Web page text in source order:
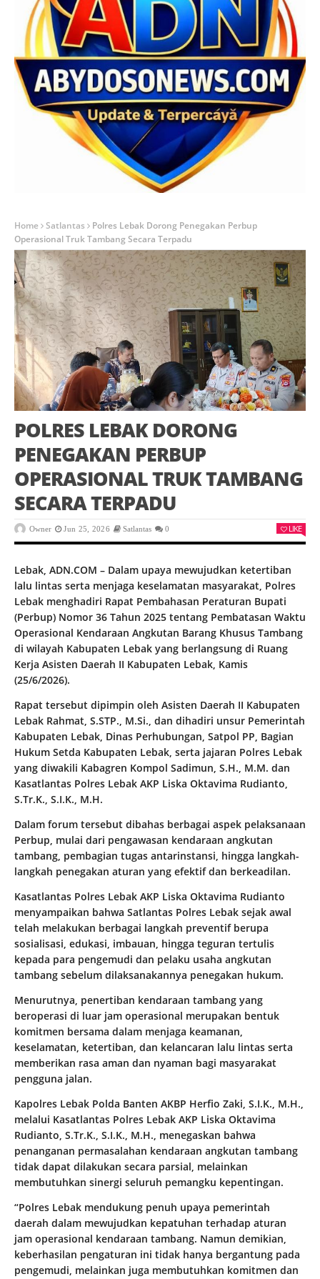
Home Satlantas
Polres Lebak Dorong Penegakan Perbup
Operasional Truk Tambang Secara Terpadu
POLRES LEBAK DORONG
PENEGAKAN PERBUP
OPERASIONAL TRUK TAMBANG
SECARA TERPADU
Owner Jun 25, 2026 Satlantas 0 LIKE
Lebak, ADN.COM – Dalam upaya mewujudkan ketertiban
lalu lintas serta menjaga keselamatan masyarakat, Polres
Lebak menghadiri Rapat Pembahasan Peraturan Bupati
(Perbup) Nomor 36 Tahun 2025 tentang Pembatasan Waktu
Operasional Kendaraan Angkutan Barang Khusus Tambang
di wilayah Kabupaten Lebak yang berlangsung di Ruang
Kerja Asisten Daerah II Kabupaten Lebak, Kamis
(25/6/2026).
Rapat tersebut dipimpin oleh Asisten Daerah II Kabupaten
Lebak Rahmat, S.STP., M.Si., dan dihadiri unsur Pemerintah
Kabupaten Lebak, Dinas Perhubungan, Satpol PP, Bagian
Hukum Setda Kabupaten Lebak, serta jajaran Polres Lebak
yang diwakili Kabagren Kompol Sadimun, S.H., M.M. dan
Kasatlantas Polres Lebak AKP Liska Oktavima Rudianto,
S.Tr.K., S.I.K., M.H.
Dalam forum tersebut dibahas berbagai aspek pelaksanaan
Perbup, mulai dari pengawasan kendaraan angkutan
tambang, pembagian tugas antarinstansi, hingga langkah-
langkah penegakan aturan yang efektif dan berkeadilan.
Kasatlantas Polres Lebak AKP Liska Oktavima Rudianto
menyampaikan bahwa Satlantas Polres Lebak sejak awal
telah melakukan berbagai langkah preventif berupa
sosialisasi, edukasi, imbauan, hingga teguran tertulis
kepada para pengemudi dan pelaku usaha angkutan
tambang sebelum dilaksanakannya penegakan hukum.
Menurutnya, penertiban kendaraan tambang yang
beroperasi di luar jam operasional merupakan bentuk
komitmen bersama dalam menjaga keamanan,
keselamatan, ketertiban, dan kelancaran lalu lintas serta
memberikan rasa aman dan nyaman bagi masyarakat
pengguna jalan.
Kapolres Lebak Polda Banten AKBP Herfio Zaki, S.I.K., M.H.,
melalui Kasatlantas Polres Lebak AKP Liska Oktavima
Rudianto, S.Tr.K., S.I.K., M.H., menegaskan bahwa
penanganan permasalahan kendaraan angkutan tambang
tidak dapat dilakukan secara parsial, melainkan
membutuhkan sinergi seluruh pemangku kepentingan.
“Polres Lebak mendukung penuh upaya pemerintah
daerah dalam mewujudkan kepatuhan terhadap aturan
jam operasional kendaraan tambang. Namun demikian,
keberhasilan pengaturan ini tidak hanya bergantung pada
pengemudi, melainkan juga membutuhkan komitmen dan